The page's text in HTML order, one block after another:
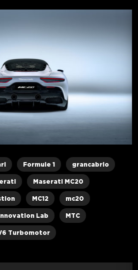
Formule 1 grancabrio
Maserati MC20
MC12 mc20
Lab MTC
Turbomotor